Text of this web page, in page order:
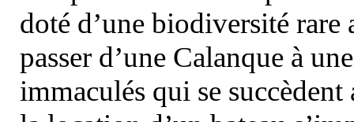
doté d’une biodiversité
passer d’une Calanque à
immaculés qui se